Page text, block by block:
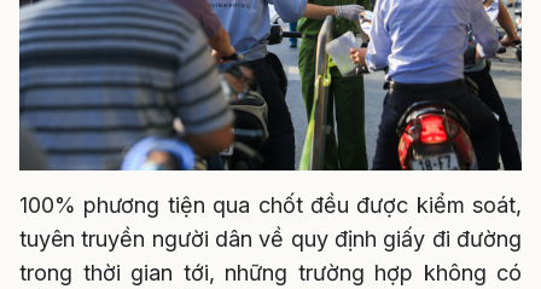
100% phương tiện qua chốt đều được kiểm soát,
tuyên truyền người dân về quy định giấy đi đường
trong thời gian tới, những trường hợp không có